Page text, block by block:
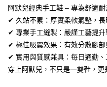
AFTEE先享後付
相關說明
【關於「AFTEE先享後付」】
AFTEE先享後付是「在收到商品之
便利好安心！
１．簡單：不需註冊會員、不需綁
２．便利：只要手機號碼，簡訊認
ATM付款
運送方式
阿默兒經典手工鞋 – 專為舒適耐
✔ 久站不累：厚實柔軟氣墊，長
✔ 專業手工縫製：嚴謹工藝提升
✔ 極佳吸震效果：有效分散腳部
✔ 實用與質感兼具：每日通勤、
穿上阿默兒，不只是一雙鞋，更